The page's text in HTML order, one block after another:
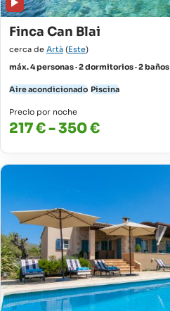
Finca Can Blai
cerca de Artà (Este)
máx. 4 personas · 2 dormitorios · 2 baños
Aire acondicionado Piscina
Precio por noche
217 € - 350 €